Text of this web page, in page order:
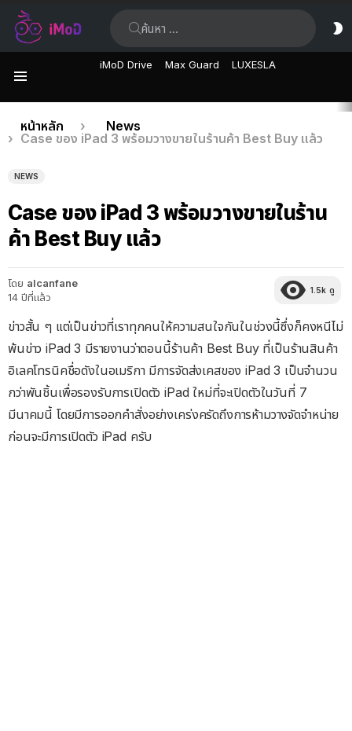
iMoD Drive Max Guard LUXESLA
เรื่อง
ล่าสุด
คุณอยู่ที่นี่:
หน้าหลัก
News
Case ของ iPad 3 พร้อมวางขายในร้านค้า Best Buy แล้ว
NEWS
Case ของ iPad 3 พร้อมวางขายในร้าน
ค้า Best Buy แล้ว
โดย alcanfane
14 ปีที่แล้ว
1.5k ดู
ข่าวสั้น ๆ แต่เป็นข่าวที่เราทุกคนให้ความสนใจกันในช่วงนี้ซึ่งก็คงหนีไม่
พ้นข่าว iPad 3 มีรายงานว่าตอนนี้ร้านค้า Best Buy ที่เป็นร้านสินค้า
อิเลคโทรนิคชื่อดังในอเมริกา มีการจัดส่งเคสของ iPad 3 เป็นจำนวน
กว่าพันชิ้นเพื่อรองรับการเปิดตัว iPad ใหม่ที่จะเปิดตัวในวันที่ 7
มีนาคมนี้ โดยมีการออกคำสั่งอย่างเคร่งครัดถึงการห้ามวางจัดจำหน่าย
ก่อนจะมีการเปิดตัว iPad ครับ